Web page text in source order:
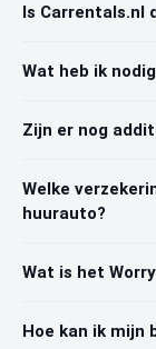
Is Carrentals.nl
Wat heb ik
Zijn er nog
Welke
huurauto?
Wat is het
Hoe kan ik mijn